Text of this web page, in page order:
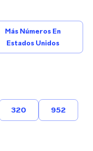
Más Números En
Estados Unidos
320 952